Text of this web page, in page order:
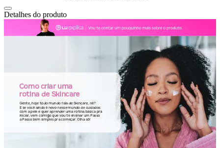
Detalhes do produto